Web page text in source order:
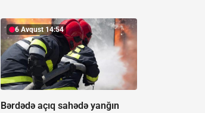
6 Avqust 14:54
Bərdədə açıq sahədə yanğın